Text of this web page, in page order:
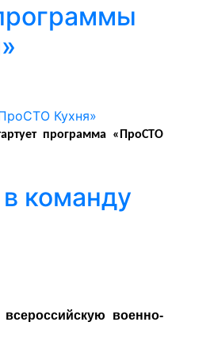
программа «ПроСТО
команду
военно-